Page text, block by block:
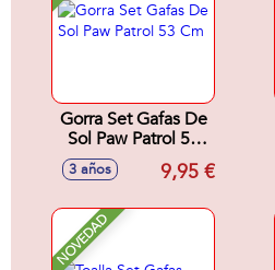
Gorra Set Gafas De
Sol Paw Patrol 53
3 años 9,95 €
NOVEDAD